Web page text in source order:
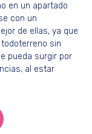
en un apartado
con un
de ellas, ya que
sin
pueda surgir por
al estar